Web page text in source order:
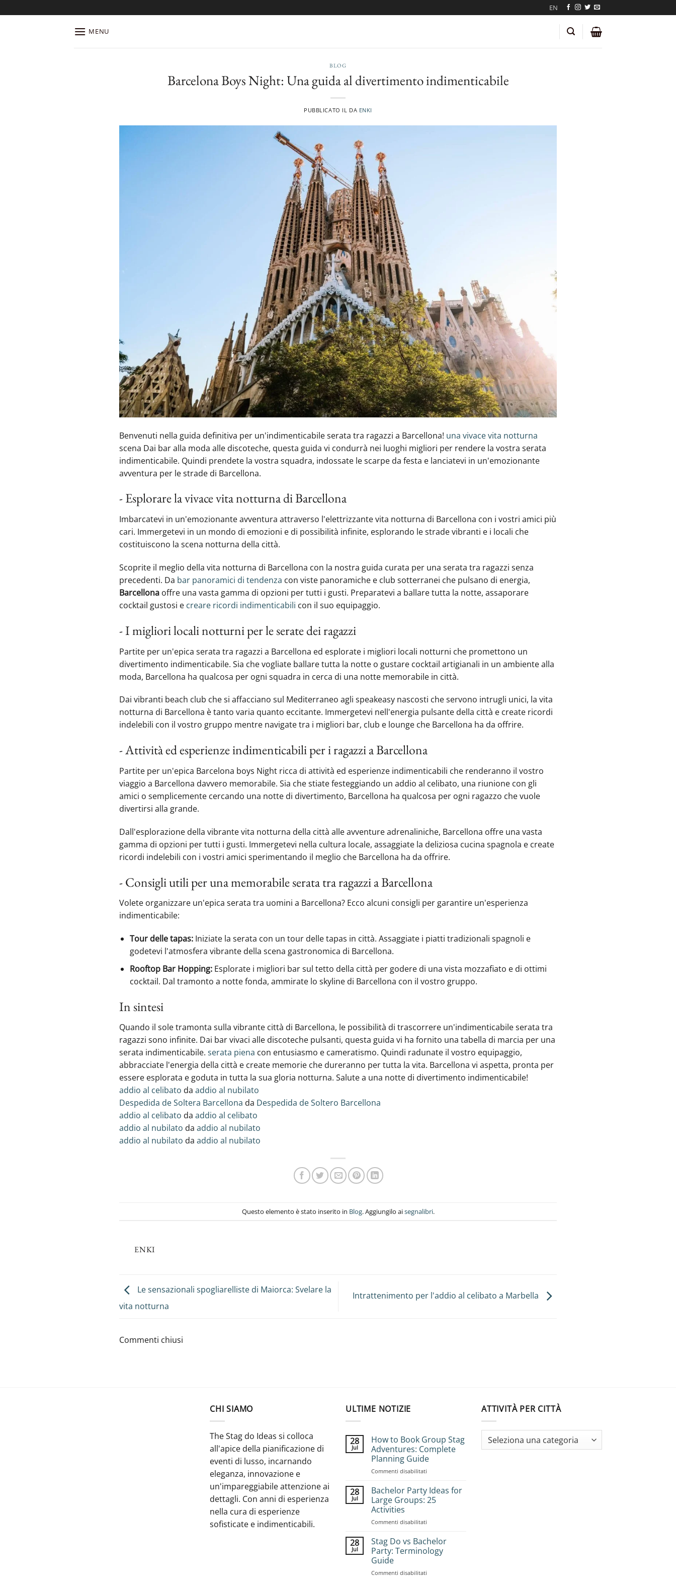
ai
EN
MENU
BLOG
Barcelona Boys Night: Una guida al divertimento indimenticabile
PUBBLICATO IL DA ENKI
Benvenuti nella guida definitiva per un'indimenticabile serata tra ragazzi a Barcellona! una vivace vita notturna
scena Dai bar alla moda alle discoteche, questa guida vi condurrà nei luoghi migliori per rendere la vostra serata
indimenticabile. Quindi prendete la vostra squadra, indossate le scarpe da festa e lanciatevi in un'emozionante
avventura per le strade di Barcellona.
- Esplorare la vivace vita notturna di Barcellona
Imbarcatevi in un'emozionante avventura attraverso l'elettrizzante vita notturna di Barcellona con i vostri amici più
cari. Immergetevi in un mondo di emozioni e di possibilità infinite, esplorando le strade vibranti e i locali che
costituiscono la scena notturna della città.
Scoprite il meglio della vita notturna di Barcellona con la nostra guida curata per una serata tra ragazzi senza
precedenti. Da bar panoramici di tendenza con viste panoramiche e club sotterranei che pulsano di energia,
Barcellona offre una vasta gamma di opzioni per tutti i gusti. Preparatevi a ballare tutta la notte, assaporare
cocktail gustosi e creare ricordi indimenticabili con il suo equipaggio.
- I migliori locali notturni per le serate dei ragazzi
Partite per un'epica serata tra ragazzi a Barcellona ed esplorate i migliori locali notturni che promettono un
divertimento indimenticabile. Sia che vogliate ballare tutta la notte o gustare cocktail artigianali in un ambiente alla
moda, Barcellona ha qualcosa per ogni squadra in cerca di una notte memorabile in città.
Dai vibranti beach club che si affacciano sul Mediterraneo agli speakeasy nascosti‍ che servono intrugli unici, la vita
notturna di Barcellona è tanto varia quanto eccitante. Immergetevi nell'energia pulsante della città e create ricordi
indelebili con il vostro gruppo mentre navigate tra i migliori bar, club e lounge che Barcellona ha da offrire.
- Attività ed esperienze indimenticabili per i ragazzi a Barcellona
Partite per un'epica Barcelona boys Night ricca di attività ed esperienze indimenticabili che renderanno il vostro
viaggio a Barcellona davvero memorabile. Sia che stiate festeggiando un addio al celibato, una riunione con gli
amici o semplicemente cercando una notte di divertimento, Barcellona ha qualcosa per ogni ragazzo che vuole‍
divertirsi alla grande‍.
Dall'esplorazione della vibrante vita notturna della città alle avventure adrenaliniche, Barcellona offre una vasta
gamma di opzioni per tutti i gusti. Immergetevi nella cultura locale, assaggiate la deliziosa cucina spagnola e create
ricordi indelebili con i vostri amici sperimentando il meglio che Barcellona ha da offrire.
- Consigli utili per una memorabile serata tra ragazzi a Barcellona
Volete organizzare un'epica serata tra uomini a Barcellona? Ecco alcuni consigli per garantire un'esperienza
indimenticabile:
Tour delle tapas:Iniziate la serata con un tour delle tapas in città. Assaggiate i piatti tradizionali spagnoli e
godetevi l'atmosfera vibrante‍ della scena gastronomica di Barcellona.
Rooftop Bar Hopping:Esplorate i migliori bar sul tetto della città per godere di una vista mozzafiato e di ottimi
cocktail. Dal tramonto a notte fonda, ammirate lo skyline di Barcellona con il vostro gruppo.
In sintesi
Quando il sole tramonta sulla vibrante città di Barcellona, le possibilità di trascorrere un'indimenticabile serata tra
ragazzi sono infinite. Dai bar vivaci alle discoteche pulsanti, questa guida vi ha fornito una tabella di marcia per una
serata indimenticabile. serata piena con entusiasmo e cameratismo. Quindi radunate il vostro equipaggio,
abbracciate l'energia della città e create ‍memorie che dureranno per tutta la vita. Barcellona vi aspetta, pronta per
essere esplorata e goduta in tutta la sua gloria notturna. Salute a una ‍notte di divertimento indimenticabile!
addio al celibato da addio al nubilato
Despedida de Soltera Barcellona da Despedida de Soltero Barcellona
addio al celibato da addio al celibato
addio al nubilato da addio al nubilato
addio al nubilato da addio al nubilato
Questo elemento è stato inserito in Blog. Aggiungilo aisegnalibri.
ENKI
Le sensazionali spogliarelliste di Maiorca: Svelare la
vita notturna
Intrattenimento per l'addio al celibato a Marbella
Commenti chiusi
CHI SIAMO
The Stag do Ideas si colloca
all'apice della pianificazione di
eventi di lusso, incarnando
eleganza, innovazione e
un'impareggiabile attenzione ai
dettagli. Con anni di esperienza
nella cura di esperienze
sofisticate e indimenticabili.
ULTIME NOTIZIE
28
Jul
How to Book Group Stag
Adventures: Complete
Planning Guide
Commenti disabilitati
to
Book
Group
Planning
Guide
28
Jul
Bachelor Party Ideas for
Large Groups: 25
Activities
Commenti disabilitati
Party
Ideas
for
28
Jul
Stag Do vs Bachelor
Party: Terminology
Guide
Commenti disabilitati
ATTIVITÀ PER CITTÀ